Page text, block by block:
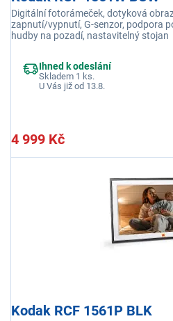
Digitální fotorámeček, dotyková
zapnutí/vypnutí, G-senzor, podpora
hudby na pozadí, nastavitelný stojan
Ihned k odeslání
Skladem 1 ks.
U Vás již od 13.8.
4 999 Kč
Kodak RCF 1561P BLK